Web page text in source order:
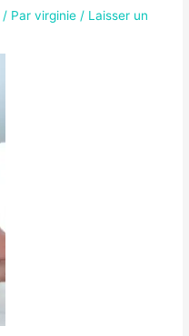
/ Parvirginie / Laisser un